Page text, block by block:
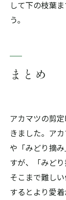
して下の枝葉
う。
まとめ
アカマツの剪
きました。ア
や「みどり摘
すが、「みど
そこまで難し
するとより愛